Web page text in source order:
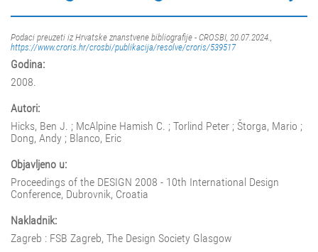
Podaci preuzeti iz Hrvatske znanstvene bibliografije - CROSBI, 20.07.2024.,
https://www.croris.hr/crosbi/publikacija/resolve/croris/539517
Godina:
2008.
Autori:
Hicks, Ben J. ; McAlpine Hamish C. ; Torlind Peter ; Štorga, Mario ;
Dong, Andy ; Blanco, Eric
Objavljeno u:
Proceedings of the DESIGN 2008 - 10th International Design
Conference, Dubrovnik, Croatia
Nakladnik:
Zagreb : FSB Zagreb, The Design Society Glasgow